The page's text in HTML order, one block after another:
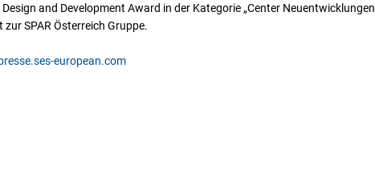
and Development Award in der Kategorie „Center Neuentwicklungen
SPAR Österreich Gruppe.
european.com